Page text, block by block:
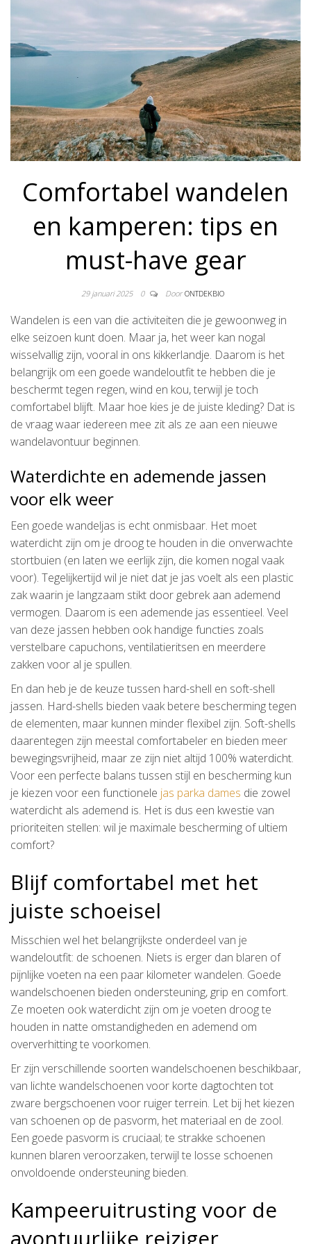
Comfortabel wandelen
en kamperen: tips en
must-have gear
29 januari 2025 0 Door ONTDEKBIO
Wandelen is een van die activiteiten die je gewoonweg in
elke seizoen kunt doen. Maar ja, het weer kan nogal
wisselvallig zijn, vooral in ons kikkerlandje. Daarom is het
belangrijk om een goede wandeloutfit te hebben die je
beschermt tegen regen, wind en kou, terwijl je toch
comfortabel blijft. Maar hoe kies je de juiste kleding? Dat is
de vraag waar iedereen mee zit als ze aan een nieuwe
wandelavontuur beginnen.
Waterdichte en ademende jassen
voor elk weer
Een goede wandeljas is echt onmisbaar. Het moet
waterdicht zijn om je droog te houden in die onverwachte
stortbuien (en laten we eerlijk zijn, die komen nogal vaak
voor). Tegelijkertijd wil je niet dat je jas voelt als een plastic
zak waarin je langzaam stikt door gebrek aan ademend
vermogen. Daarom is een ademende jas essentieel. Veel
van deze jassen hebben ook handige functies zoals
verstelbare capuchons, ventilatieritsen en meerdere
zakken voor al je spullen.
En dan heb je de keuze tussen hard-shell en soft-shell
jassen. Hard-shells bieden vaak betere bescherming tegen
de elementen, maar kunnen minder flexibel zijn. Soft-shells
daarentegen zijn meestal comfortabeler en bieden meer
bewegingsvrijheid, maar ze zijn niet altijd 100% waterdicht.
Voor een perfecte balans tussen stijl en bescherming kun
je kiezen voor een functionele jas parka dames die zowel
waterdicht als ademend is. Het is dus een kwestie van
prioriteiten stellen: wil je maximale bescherming of ultiem
comfort?
Blijf comfortabel met het
juiste schoeisel
Misschien wel het belangrijkste onderdeel van je
wandeloutfit: de schoenen. Niets is erger dan blaren of
pijnlijke voeten na een paar kilometer wandelen. Goede
wandelschoenen bieden ondersteuning, grip en comfort.
Ze moeten ook waterdicht zijn om je voeten droog te
houden in natte omstandigheden en ademend om
oververhitting te voorkomen.
Er zijn verschillende soorten wandelschoenen beschikbaar,
van lichte wandelschoenen voor korte dagtochten tot
zware bergschoenen voor ruiger terrein. Let bij het kiezen
van schoenen op de pasvorm, het materiaal en de zool.
Een goede pasvorm is cruciaal; te strakke schoenen
kunnen blaren veroorzaken, terwijl te losse schoenen
onvoldoende ondersteuning bieden.
Kampeeruitrusting voor de
avontuurlijke reiziger